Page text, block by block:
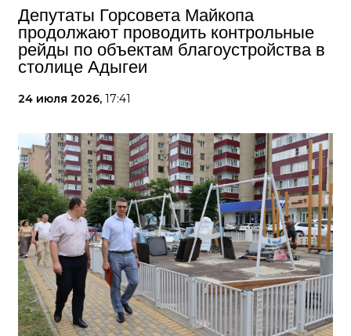
Депутаты Горсовета Майкопа
продолжают проводить контрольные
рейды по объектам благоустройства в
столице Адыгеи
24 июля 2026, 17:41